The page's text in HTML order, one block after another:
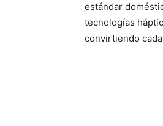
estándar
tecnologías
convirtiendo